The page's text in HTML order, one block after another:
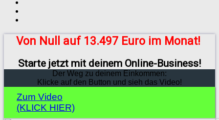
Von Null auf 13.497 Euro im Monat!
Starte jetzt mit deinem Online-Business!
Der Weg zu deinem Einkommen:
Klicke auf den Button und sieh das Video!
Zum Video
(KLICK HIER)